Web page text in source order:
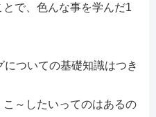
で、色んな事を学んだ1
ついての基礎知識はつき
～したいってのはあるの